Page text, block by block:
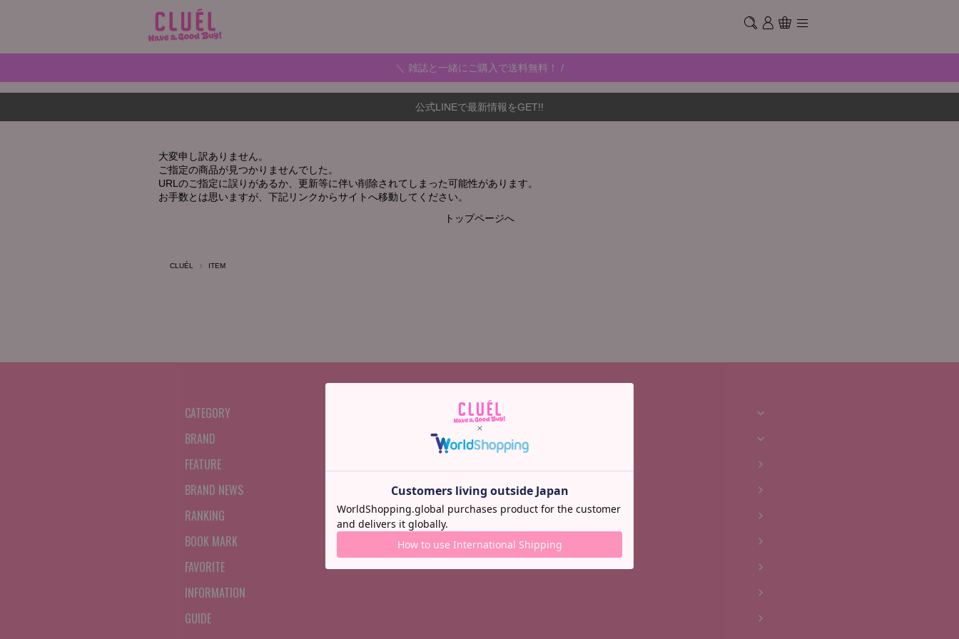
＼ 雑誌と一緒にご購入で送料無料！ /
公式LINEで最新情報をGET!!
大変申し訳ありません。
ご指定の商品が見つかりませんでした。
URLのご指定に誤りがあるか、更新等に伴い削除されてしまった可能性があります。
お手数とは思いますが、下記リンクからサイトへ移動してください。
トップページへ
CLUÉL ITEM
CATEGORY
BRAND
FEATURE
BRAND NEWS
RANKING
BOOK MARK
FAVORITE
INFORMATION
GUIDE